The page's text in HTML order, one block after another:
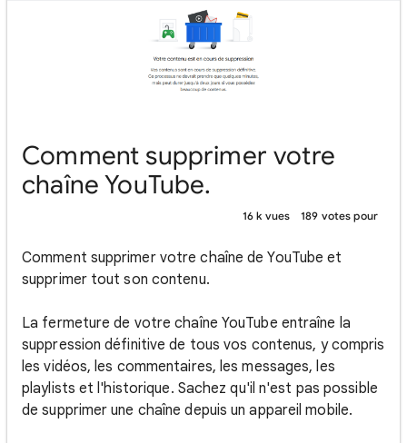
Comment supprimer votre
chaîne YouTube.
16 k vues 189 votes pour
Comment supprimer votre chaîne de YouTube et
supprimer tout son contenu.
La fermeture de votre chaîne YouTube entraîne la
suppression définitive de tous vos contenus, y compris
les vidéos, les commentaires, les messages, les
playlists et l'historique. Sachez qu'il n'est pas possible
de supprimer une chaîne depuis un appareil mobile.